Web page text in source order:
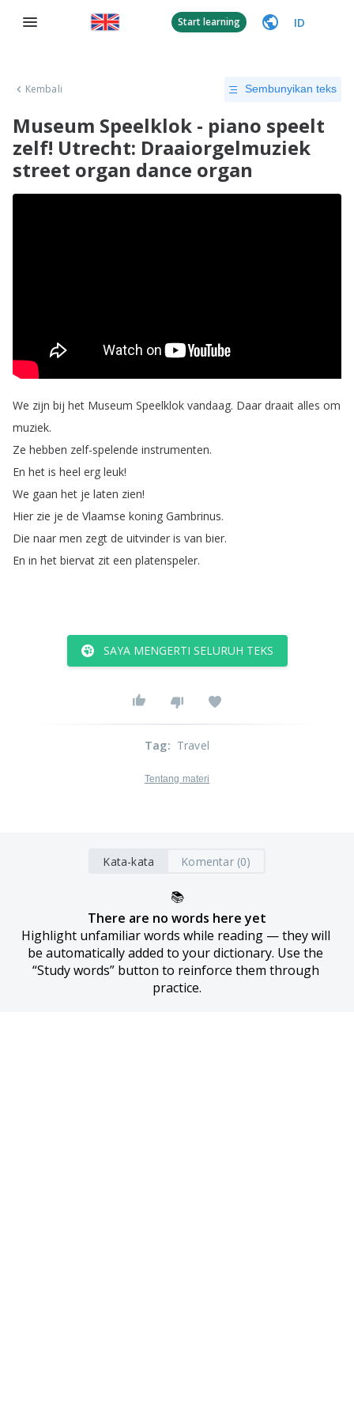
Start learning ID
Kembali Sembunyikan teks
Museum Speelklok - piano speelt
zelf! Utrecht: Draaiorgelmuziek
street organ dance organ
We zijn bij het Museum Speelklok vandaag. Daar draait alles om
muziek.
Ze hebben zelf-spelende instrumenten.
En het is heel erg leuk!
We gaan het je laten zien!
Hier zie je de Vlaamse koning Gambrinus.
Die naar men zegt de uitvinder is van bier.
En in het biervat zit een platenspeler.
SAYA MENGERTI SELURUH TEKS
Tag: Travel
Tentang materi
Kata-kata Komentar (0)
📚
There are no words here yet
Highlight unfamiliar words while reading — they will
be automatically added to your dictionary. Use the
“Study words” button to reinforce them through
practice.